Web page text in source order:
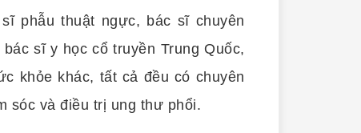
phẫu thuật ngực, bác sĩ chuyên
sĩ y học cổ truyền Trung Quốc,
khỏe khác, tất cả đều có chuyên
sóc và điều trị ung thư phổi.